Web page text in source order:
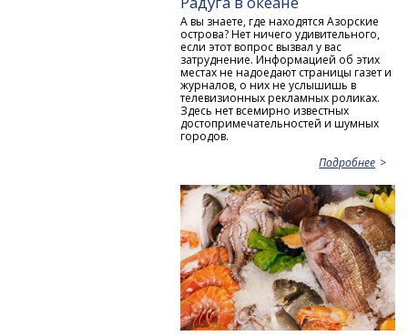
А вы знаете, где находятся Азорские
острова? Нет ничего удивительного,
если этот вопрос вызвал у вас
затруднение. Информацией об этих
местах не надоедают страницы газет и
журналов, о них не услышишь в
телевизионных рекламных роликах.
Здесь нет всемирно известных
достопримечательностей и шумных
городов.
Подробнее